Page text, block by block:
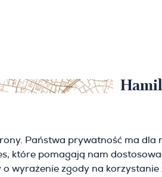
31-117
(+48) 12
Państwa prywatność ma
które pomagają nam
o wyrażenie zgody na